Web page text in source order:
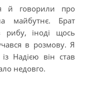
й говорили про
майбутнє. Брат
іноді щось
в розмову. Я
Надією він став
недовго.